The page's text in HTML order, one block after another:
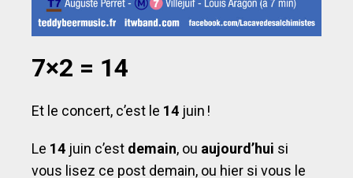
7×2 = 14
Et le concert, c’est le 14 juin !
Le 14 juin c’est demain, ou aujourd’hui si
vous lisez ce post demain, ou hier si vous le